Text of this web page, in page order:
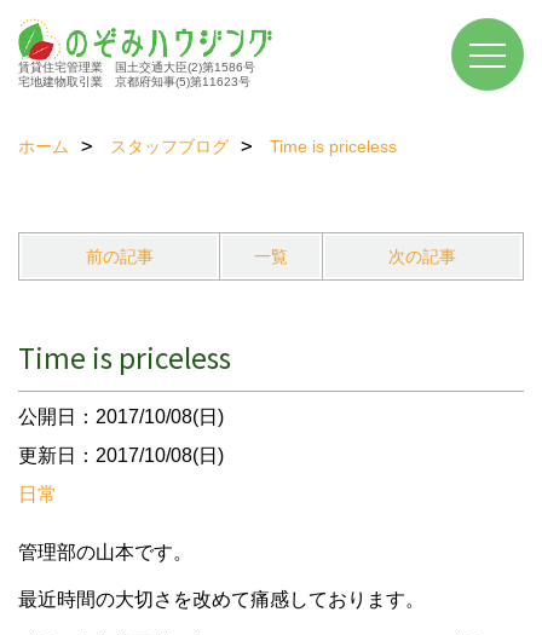
賃貸住宅管理業 国土交通大臣(2)第1586号
宅地建物取引業 京都府知事(5)第11623号
ホーム スタッフブログ Time is priceless
前の記事 一覧 次の記事
Time is priceless
公開日：2017/10/08(日)
更新日：2017/10/08(日)
日常
管理部の山本です。
最近時間の大切さを改めて痛感しております。